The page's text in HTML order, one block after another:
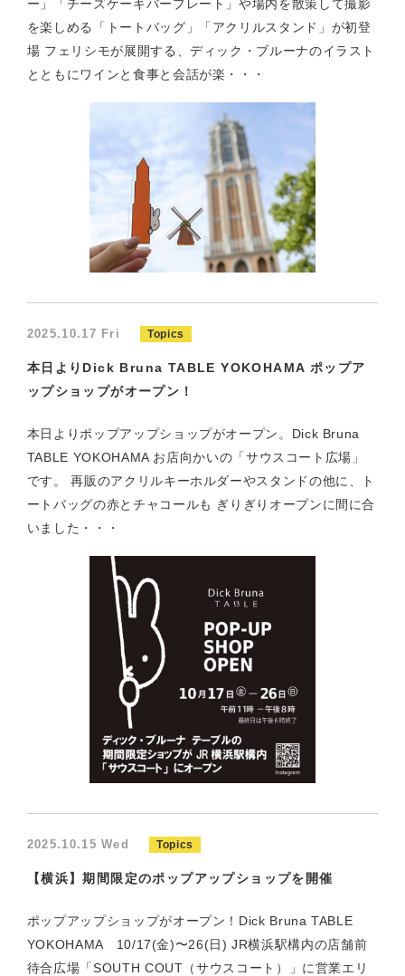
ー」「チーズケーキバープレート」や場内を散策して撮影
を楽しめる「トートバッグ」「アクリルスタンド」が初登
場 フェリシモが展開する、ディック・ブルーナのイラスト
とともにワインと食事と会話が楽・・・
2025.10.17 Fri Topics
本日よりDick Bruna TABLE YOKOHAMA ポップア
ップショップがオープン！
本日よりポップアップショップがオープン。Dick Bruna
TABLE YOKOHAMA お店向かいの「サウスコート広場」
です。 再販のアクリルキーホルダーやスタンドの他に、ト
ートバッグの赤とチャコールも ぎりぎりオープンに間に合
いました・・・
2025.10.15 Wed Topics
【横浜】期間限定のポップアップショップを開催
ポップアップショップがオープン！Dick Bruna TABLE
YOKOHAMA 10/17(金)〜26(日) JR横浜駅構内の店舗前
待合広場「SOUTH COUT（サウスコート）」に営業エリ